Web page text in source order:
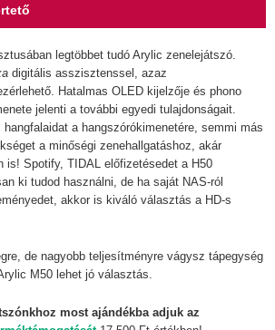
legtöbbet tudó Arylic zenelejátszó.
digitális asszisztenssel, azaz
Hatalmas OLED kijelzője és phono
jelenti a további egyedi tulajdonságait.
a hangszórókimenetére, semmi más
a minőségi zenehallgatáshoz, akár
is! Spotify, TIDAL előfizetésedet a H50
ki tudod használni, de ha saját NAS-ról
akkor is kiváló választás a HD-s
de nagyobb teljesítményre vágysz tápegység
M50 lehet jó választás.
most ajándékba adjuk az